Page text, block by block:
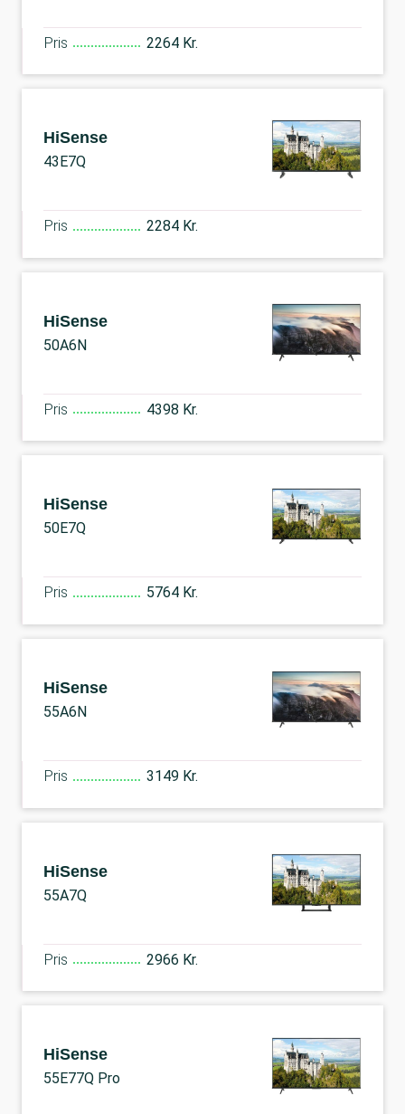
Pris 2264 Kr.
HiSense
43E7Q
Pris 2284 Kr.
HiSense
50A6N
Pris 4398 Kr.
HiSense
50E7Q
Pris 5764 Kr.
HiSense
55A6N
Pris 3149 Kr.
HiSense
55A7Q
Pris 2966 Kr.
HiSense
55E77Q Pro